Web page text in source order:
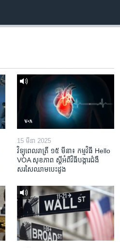
15 មីនា 2025
វិទ្យុពេលរាត្រី ១៥ មីនា៖ កម្មវិធី ​Hello
VOA សុខភាព ស្ដី​អំពី​វិធី​បង្ការ​ជំងឺ​
សរសៃ​ឈាម​បេះដូង